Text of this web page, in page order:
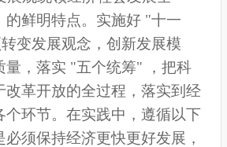
的鲜明特点。实施好 "十一
变发展观念，创新发展模
量，落实 "五个统筹" ，把科
改革开放的全过程，落实到经
个环节。在实践中，遵循以下
须保持经济更快更好发展，